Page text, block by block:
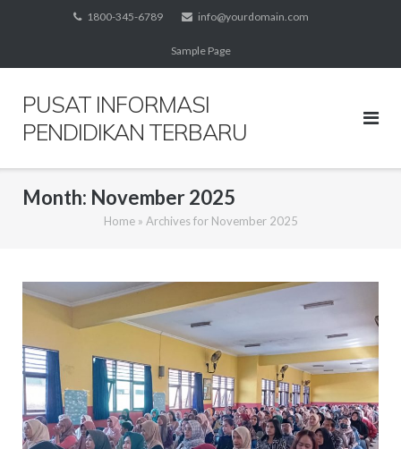
1800-345-6789 info@yourdomain.com
Sample Page
PUSAT INFORMASI
PENDIDIKAN TERBARU
Month: November 2025
Home» Archives for November 2025